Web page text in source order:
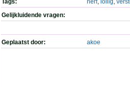
Tags:
nerf, lollig,
Gelijkluidende vragen:
Geplaatst door: akoe